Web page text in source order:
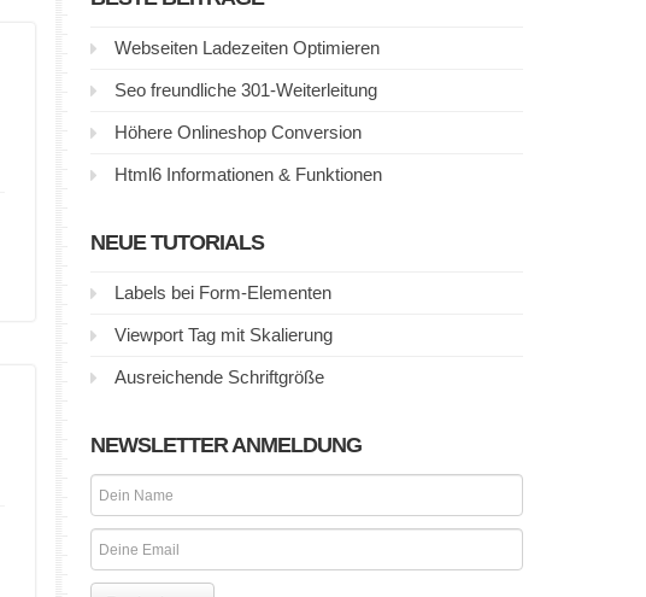
Webseiten Ladezeiten Optimieren
Seo freundliche 301-Weiterleitung
Höhere Onlineshop Conversion
Html6 Informationen & Funktionen
NEUE TUTORIALS
Labels bei Form-Elementen
Viewport Tag mit Skalierung
Ausreichende Schriftgröße
NEWSLETTER ANMELDUNG